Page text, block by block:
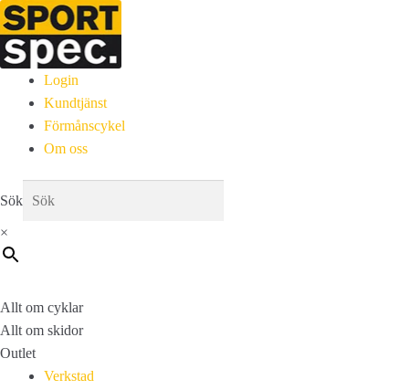
Login
Kundtjänst
Förmånscykel
Om oss
Sök
×
Allt om cyklar
Allt om skidor
Outlet
Verkstad